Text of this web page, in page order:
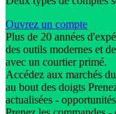
Ouvrez un compte
Plus de 20 années
des outils modernes et
avec un courtier primé.
Accédez aux marchés
au bout des doigts
actualisées -